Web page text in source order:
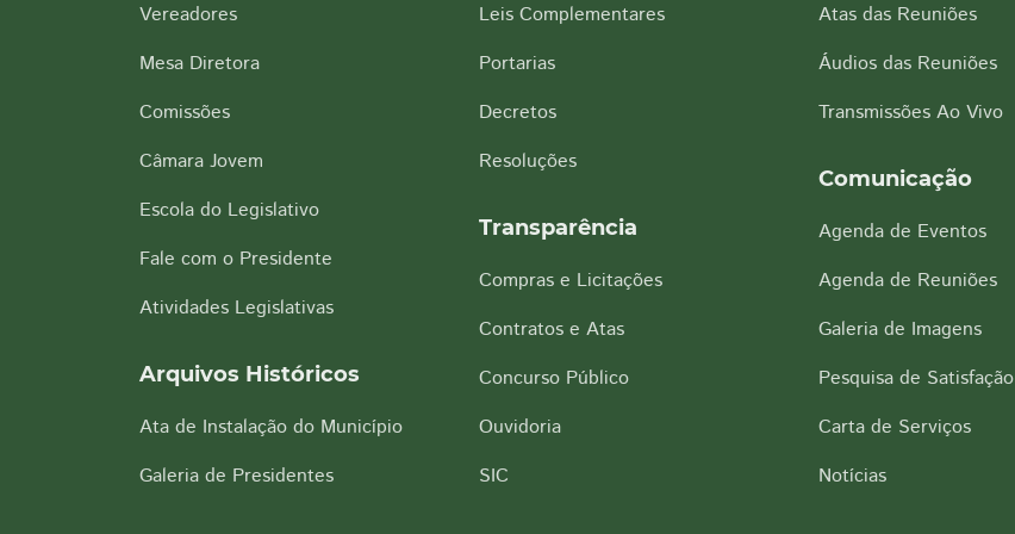
Vereadores
Mesa Diretora
Comissões
Câmara Jovem
Escola do Legislativo
Fale com o Presidente
Atividades Legislativas
Arquivos Históricos
Ata de Instalação do Município
Galeria de Presidentes
Leis Complementares
Portarias
Decretos
Resoluções
Transparência
Compras e Licitações
Contratos e Atas
Concurso Público
Ouvidoria
SIC
Atas das Reuniões
Áudios das Reuniões
Transmissões Ao Vivo
Comunicação
Agenda de Eventos
Agenda de Reuniões
Galeria de Imagens
Pesquisa de Satisfação
Carta de Serviços
Notícias